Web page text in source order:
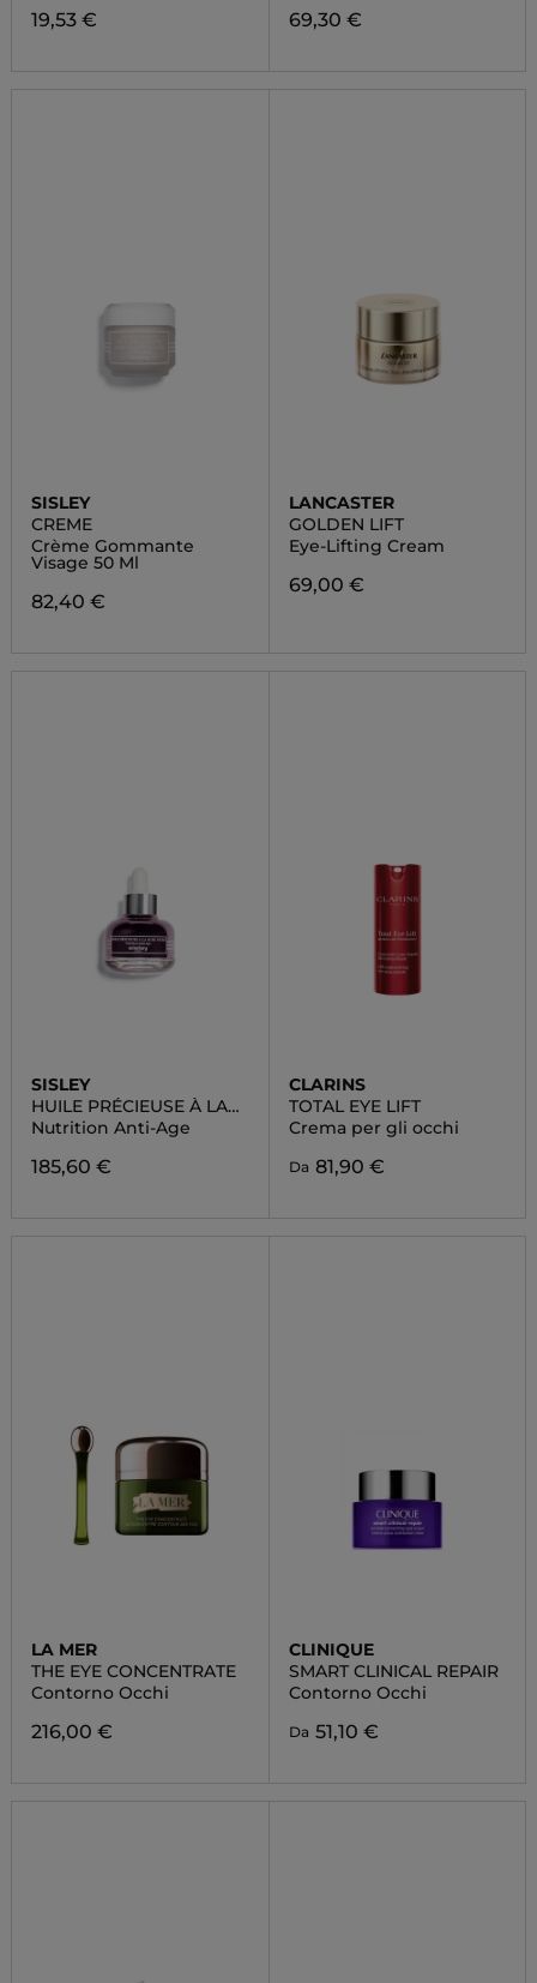
19,53 € 69,30 €
SISLEY
CREME
Crème Gommante
Visage 50 Ml
82,40 €
LANCASTER
GOLDEN LIFT
Eye-Lifting Cream
69,00 €
SISLEY
HUILE PRÉCIEUSE À LA
ROSE NOIRE
Nutrition Anti-Age
185,60 €
CLARINS
TOTAL EYE LIFT
Crema per gli occhi
Da 81,90 €
LA MER
THE EYE CONCENTRATE
Contorno Occhi
216,00 €
CLINIQUE
SMART CLINICAL REPAIR
Contorno Occhi
Da 51,10 €